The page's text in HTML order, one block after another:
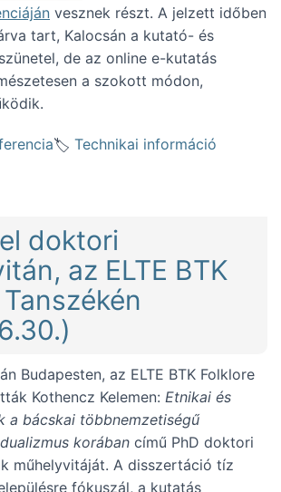
vesznek részt. A jelzett időben
tart, Kalocsán a kutató- és
de az online e-kutatás
a szokott módon,
Technikai információ
doktori
az ELTE BTK
Budapesten, az ELTE BTK Folklore
Kothencz Kelemen: Etnikai és
a bácskai többnemzetiségű
korában című PhD doktori
műhelyvitáját. A disszertáció tíz
fókuszál, a kutatás